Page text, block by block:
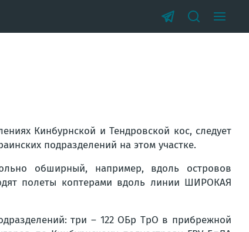
Кинбурнской и Тендровской кос, следует
подразделений на этом участке.
обширный, например, вдоль островов
полеты коптерами вдоль линии ШИРОКАЯ
три – 122 ОБр ТрО в прибрежной